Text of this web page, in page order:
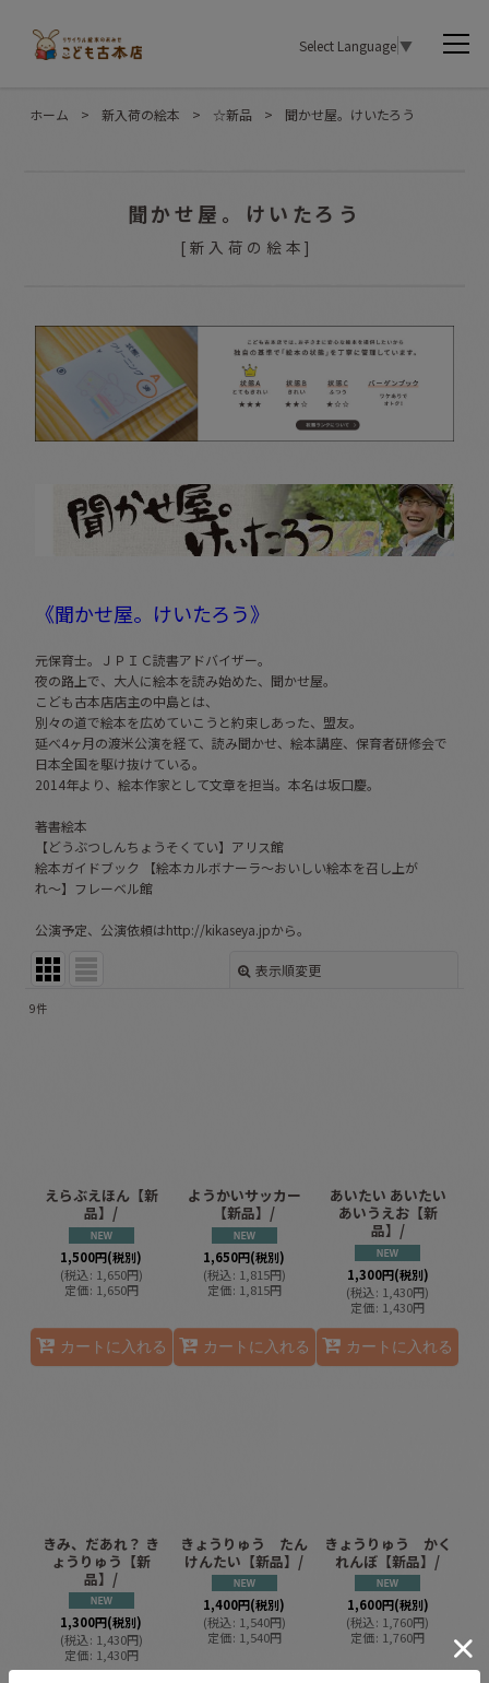
Select Language▼
ホーム > 新入荷の絵本 > ☆新品 > 聞かせ屋。けいたろう
聞かせ屋。けいたろう
[ 新入荷の絵本]
《聞かせ屋。けいたろう》
元保育士。ＪＰＩＣ読書アドバイザー。
夜の路上で、大人に絵本を読み始めた、聞かせ屋。
こども古本店店主の中島とは、
別々の道で絵本を広めていこうと約束しあった、盟友。
延べ4ヶ月の渡米公演を経て、読み聞かせ、絵本講座、保育者研修会で
日本全国を駆け抜けている。
2014年より、絵本作家として文章を担当。本名は坂口慶。
著書絵本
【どうぶつしんちょうそくてい】アリス館
絵本ガイドブック 【絵本カルボナーラ〜おいしい絵本を召し上が
れ〜】フレーベル館
公演予定、公演依頼はhttp://kikaseya.jpから。
表示順変更
9件
えらぶえほん【新
品】/
1,500円(税別)
(税込: 1,650円)
定価: 1,650円
カートに入れる
ようかいサッカー
【新品】/
1,650円(税別)
(税込: 1,815円)
定価: 1,815円
カートに入れる
あいたい あいたい
あいうえお【新
品】/
1,300円(税別)
(税込: 1,430円)
定価: 1,430円
カートに入れる
きみ、だあれ？ き
ょうりゅう【新
品】/
1,300円(税別)
(税込: 1,430円)
定価: 1,430円
きょうりゅう たん
けんたい【新品】/
1,400円(税別)
(税込: 1,540円)
定価: 1,540円
きょうりゅう かく
れんぼ【新品】/
1,600円(税別)
(税込: 1,760円)
定価: 1,760円